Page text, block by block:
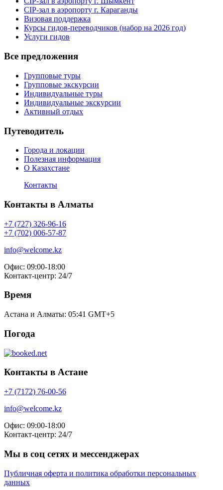
CIP-зал в аэропорту г. Караганды
Визовая поддержка
Курсы гидов-переводчиков (набор на 2026 год)
Услуги гидов
Все предложения
Групповые туры
Групповые экскурсии
Индивидуальные туры
Индивидуальные экскурсии
Активный отдых
Путеводитель
Города и локации
Полезная информация
О Казахстане
Контакты
Контакты в Алматы
+7 (727) 326-96-16
+7 (702) 006-57-87
info@welcome.kz
Офис: 09:00-18:00
Контакт-центр: 24/7
Время
Астана и Алматы: 05:41 GMT+5
Погода
Контакты в Астане
+7 (7172) 76-00-56
info@welcome.kz
Офис: 09:00-18:00
Контакт-центр: 24/7
Мы в соц сетях и мессенджерах
Публичная оферта и политика обработки персональных
данных